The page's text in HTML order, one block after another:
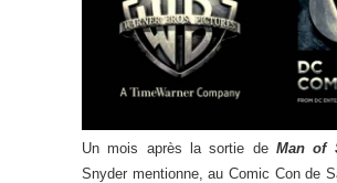
Un mois après la sortie de Man of
Snyder mentionne, au Comic Con de